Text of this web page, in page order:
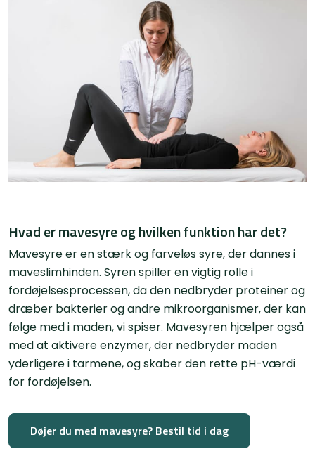
Hvad er mavesyre og hvilken funktion har det?
Mavesyre er en stærk og farveløs syre, der dannes i
maveslimhinden. Syren spiller en vigtig rolle i
fordøjelsesprocessen, da den nedbryder proteiner og
dræber bakterier og andre mikroorganismer, der kan
følge med i maden, vi spiser. Mavesyren hjælper også
med at aktivere enzymer, der nedbryder maden
yderligere i tarmene, og skaber den rette pH-værdi
for fordøjelsen.
Døjer du med mavesyre? Bestil tid i dag